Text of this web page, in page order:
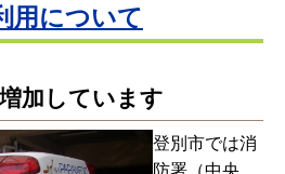
用について
加しています
登別市では消
防署（中央